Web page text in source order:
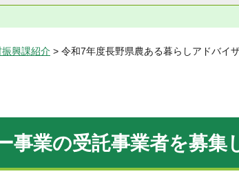
振興課紹介 > 令和7年度長野県農ある暮らしアドバイ
事業の受託事業者を募集